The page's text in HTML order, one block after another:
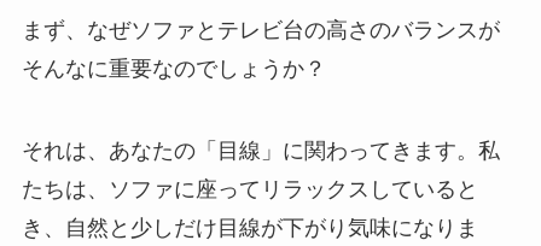
まず、なぜソファとテレビ台の高さのバランスが
そんなに重要なのでしょうか？
それは、あなたの「目線」に関わってきます。私
たちは、ソファに座ってリラックスしていると
き、自然と少しだけ目線が下がり気味になりま